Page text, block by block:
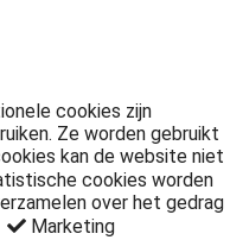
cookies zijn
Ze worden gebruikt
kan de website niet
cookies worden
over het gedrag
Marketing